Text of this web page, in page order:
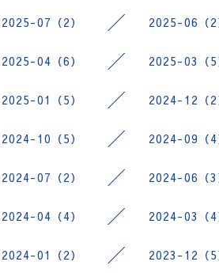
2025-07（2） 2025-06（2
2025-04（6） 2025-03（5
2025-01（5） 2024-12（2
2024-10（5） 2024-09（4
2024-07（2） 2024-06（3
2024-04（4） 2024-03（4
2024-01（2） 2023-12（5